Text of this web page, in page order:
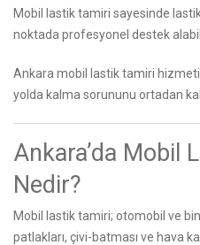
Mobil lastik tamiri sayesinde
noktada profesyonel destek
Ankara mobil lastik tamiri
yolda kalma sorununu ortadan
Ankara’da Mobil
Nedir?
Mobil lastik tamiri; otomobil ve
patlakları, çivi-batması ve hava